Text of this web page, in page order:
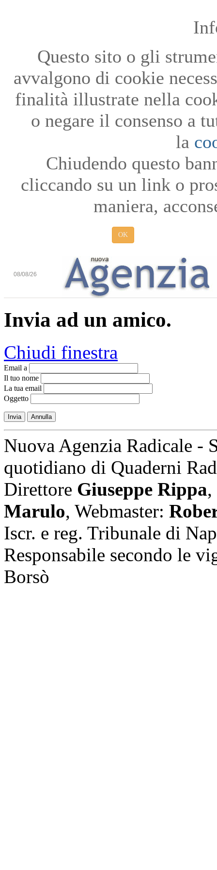
Questo sito o gli
avvalgono di cookie
finalità illustrate nella
o negare il consenso a
la
Chiudendo questo
cliccando su un link o
maniera,
OK
08/08/26
Invia ad un amico.
Chiudi finestra
Email a
Il tuo nome
La tua email
Oggetto
Invia Annulla
Nuova Agenzia Radicale -
quotidiano di Quaderni
Direttore Giuseppe Rippa,
Marulo, Webmaster:
Iscr. e reg. Tribunale di
Responsabile secondo le
Borsò